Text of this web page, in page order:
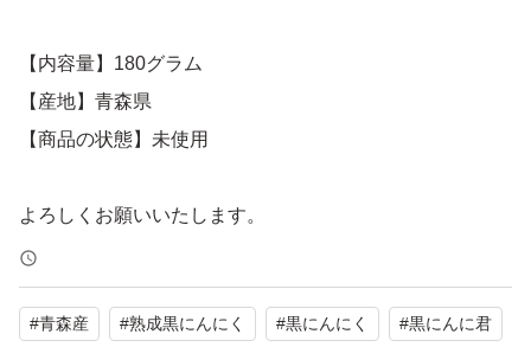
【内容量】180グラム
【産地】青森県
【商品の状態】未使用
よろしくお願いいたします。
#青森産 #熟成黒にんにく #黒にんにく #黒にんに君